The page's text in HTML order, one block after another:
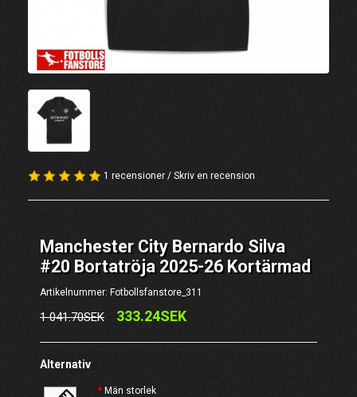
1 recensioner / Skriv en recension
Manchester City Bernardo Silva
#20 Bortatröja 2025-26 Kortärmad
Artikelnummer: Fotbollsfanstore_311
1 041.70SEK 333.24SEK
Alternativ
Män storlek